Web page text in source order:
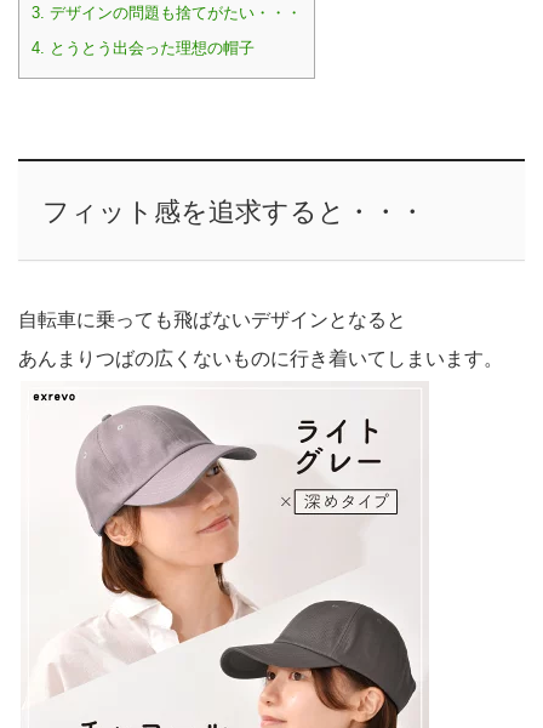
3. デザインの問題も捨てがたい・・・
4. とうとう出会った理想の帽子
フィット感を追求すると・・・
自転車に乗っても飛ばないデザインとなると
あんまりつばの広くないものに行き着いてしまいます。